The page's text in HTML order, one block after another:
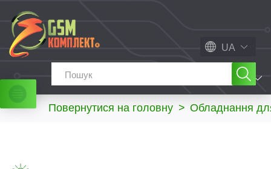
UA
МЕНЮ
Повернутися на головну > Обладнання